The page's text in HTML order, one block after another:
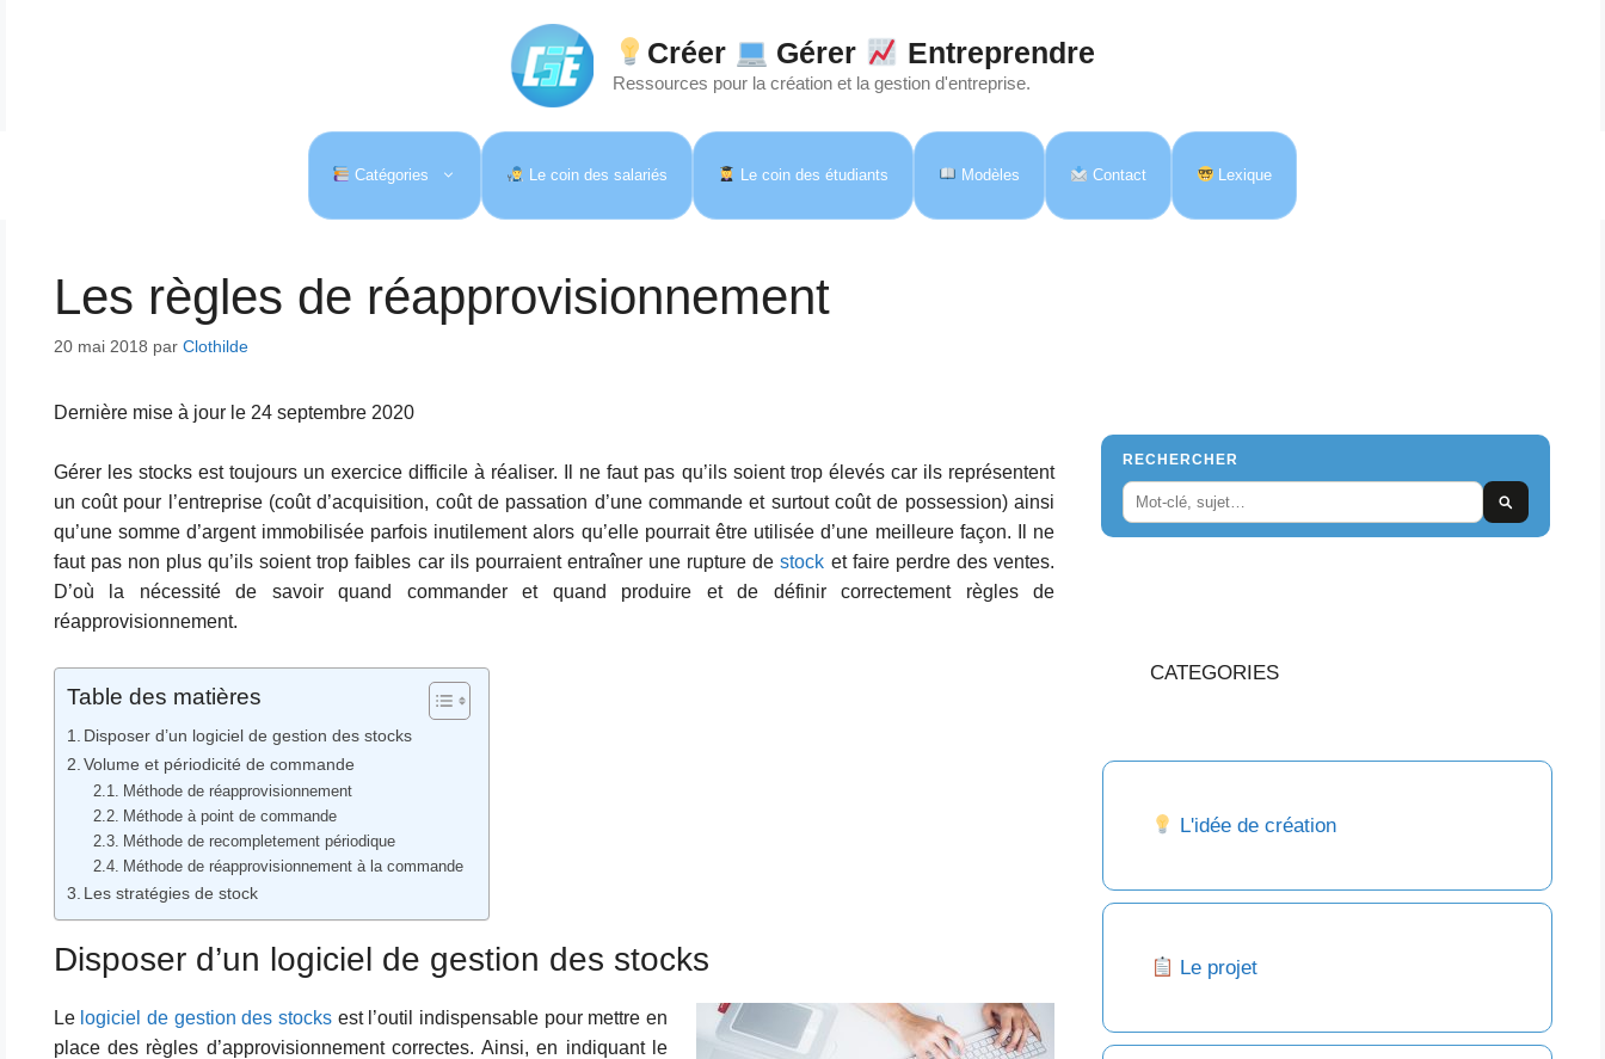
Créer Gérer Entreprendre
Ressources pour la création et la gestion d'entreprise.
Catégories Le coin des salariés Le coin des étudiants Modèles Contact Lexique
Les règles de réapprovisionnement
20 mai 2018 par Clothilde
Dernière mise à jour le 24 septembre 2020
Gérer les stocks est toujours un exercice difficile à réaliser. Il ne faut pas qu’ils soient trop élevés car ils représentent
un coût pour l’entreprise (coût d’acquisition, coût de passation d’une commande et surtout coût de possession) ainsi
qu’une somme d’argent immobilisée parfois inutilement alors qu’elle pourrait être utilisée d’une meilleure façon. Il ne
faut pas non plus qu’ils soient trop faibles car ils pourraient entraîner une rupture destock et faire perdre des ventes.
D’où la nécessité de savoir quand commander et quand produire et de définir correctement règles de
réapprovisionnement.
Table des matières
Disposer d’un logiciel de gestion des stocks
Volume et périodicité de commande
Méthode de réapprovisionnement
Méthode à point de commande
Méthode de recompletement périodique
Méthode de réapprovisionnement à la commande
Les stratégies de stock
Disposer d’un logiciel de gestion des stocks
Le logiciel de gestion des stocksest l’outil indispensable pour mettre en
place des règles d’approvisionnement correctes. Ainsi, en indiquant le
RECHERCHER
CATEGORIES
L'idée de création
Le projet